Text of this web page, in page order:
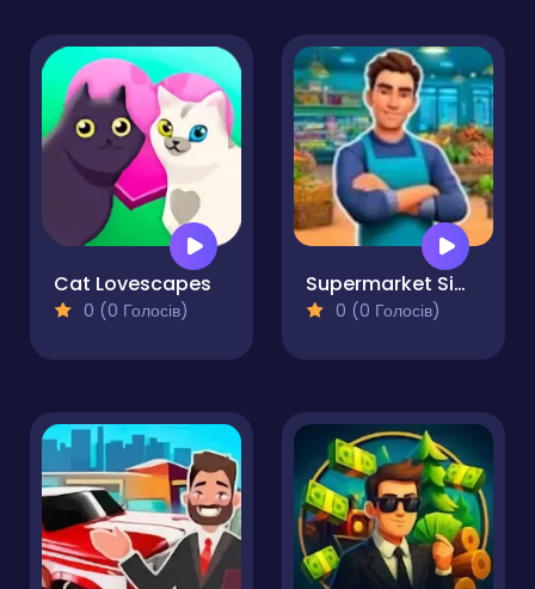
Cat Lovescapes
0 (0 Голосів)
Supermarket Simulator Dream Store
0 (0 Голосів)